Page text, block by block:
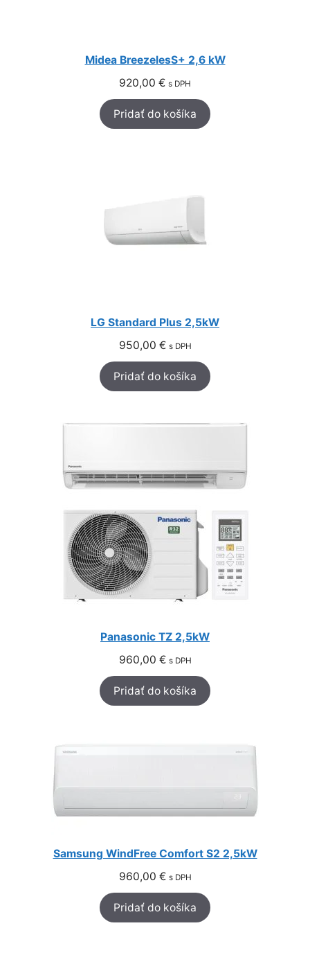
Midea BreezelesS+ 2,6 kW
920,00 € s DPH
Pridať do košíka
LG Standard Plus 2,5kW
950,00 € s DPH
Pridať do košíka
Panasonic TZ 2,5kW
960,00 € s DPH
Pridať do košíka
Samsung WindFree Comfort S2 2,5kW
960,00 € s DPH
Pridať do košíka